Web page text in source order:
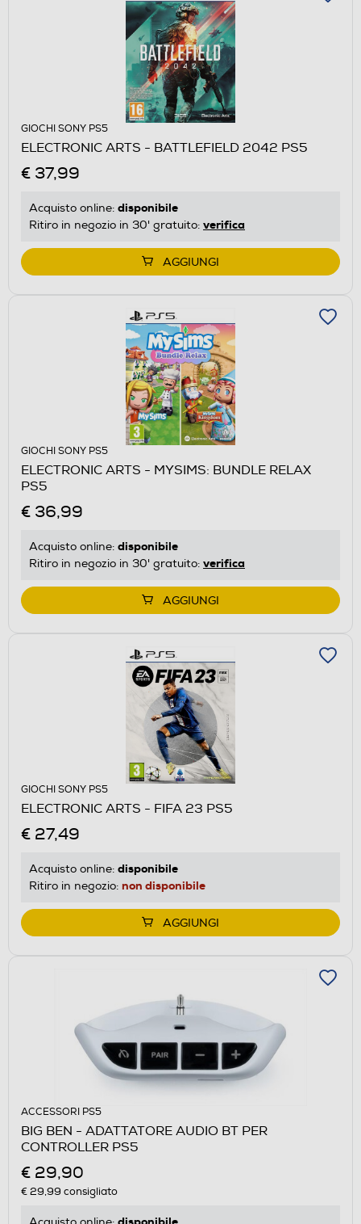
GIOCHI SONY PS5
ELECTRONIC ARTS - BATTLEFIELD 2042 PS5
€ 37,99
Acquisto online: disponibile
Ritiro in negozio in 30' gratuito: verifica
AGGIUNGI
GIOCHI SONY PS5
ELECTRONIC ARTS - MYSIMS: BUNDLE RELAX
PS5
€ 36,99
Acquisto online: disponibile
Ritiro in negozio in 30' gratuito: verifica
AGGIUNGI
GIOCHI SONY PS5
ELECTRONIC ARTS - FIFA 23 PS5
€ 27,49
Acquisto online: disponibile
Ritiro in negozio: non disponibile
AGGIUNGI
ACCESSORI PS5
BIG BEN - ADATTATORE AUDIO BT PER
CONTROLLER PS5
€ 29,90
€ 29,99 consigliato